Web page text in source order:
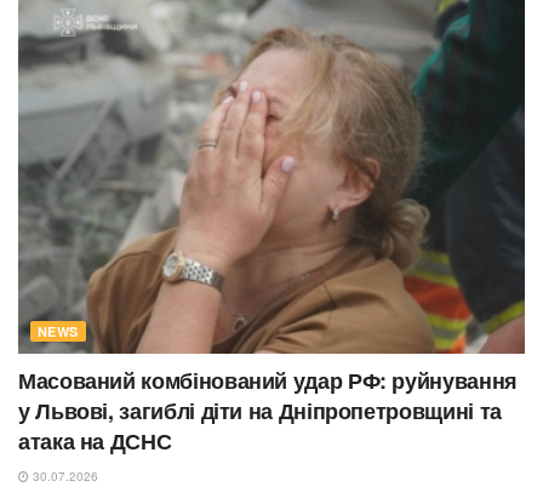
NEWS
Масований комбінований удар РФ: руйнування
у Львові, загиблі діти на Дніпропетровщині та
атака на ДСНС
30.07.2026